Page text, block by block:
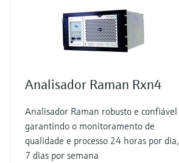
Analisador Raman Rxn4
Analisador Raman robusto e confiável
garantindo o monitoramento de
qualidade e processo 24 horas por dia,
7 dias por semana